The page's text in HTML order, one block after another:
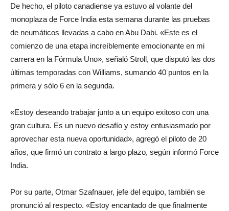
De hecho, el piloto canadiense ya estuvo al volante del
monoplaza de Force India esta semana durante las pruebas
de neumáticos llevadas a cabo en Abu Dabi. «Este es el
comienzo de una etapa increíblemente emocionante en mi
carrera en la Fórmula Uno», señaló Stroll, que disputó las dos
últimas temporadas con Williams, sumando 40 puntos en la
primera y sólo 6 en la segunda.
«Estoy deseando trabajar junto a un equipo exitoso con una
gran cultura. Es un nuevo desafío y estoy entusiasmado por
aprovechar esta nueva oportunidad», agregó el piloto de 20
años, que firmó un contrato a largo plazo, según informó Force
India.
Por su parte, Otmar Szafnauer, jefe del equipo, también se
pronunció al respecto. «Estoy encantado de que finalmente